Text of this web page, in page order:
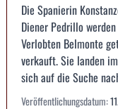
Die Spanierin
Diener Pedrillo
Verlobten Belmonte
verkauft. Sie landen
sich auf die Suche
Veröffentlichungsdatum: